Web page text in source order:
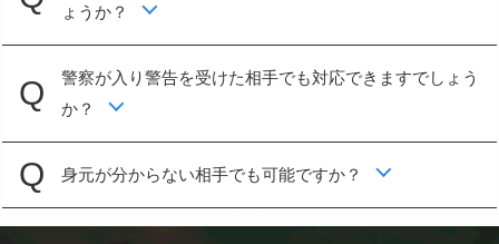
ょうか？
警察が入り警告を受けた相手でも対応できますでしょう
か？
身元が分からない相手でも可能ですか？